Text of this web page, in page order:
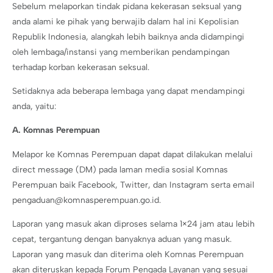
Sebelum melaporkan tindak pidana kekerasan seksual yang
anda alami ke pihak yang berwajib dalam hal ini Kepolisian
Republik Indonesia, alangkah lebih baiknya anda didampingi
oleh lembaga/instansi yang memberikan pendampingan
terhadap korban kekerasan seksual.
Setidaknya ada beberapa lembaga yang dapat mendampingi
anda, yaitu:
A. Komnas Perempuan
Melapor ke Komnas Perempuan dapat dapat dilakukan melalui
direct message (DM) pada laman media sosial Komnas
Perempuan baik Facebook, Twitter, dan Instagram serta email
pengaduan@komnasperempuan.go.id.
Laporan yang masuk akan diproses selama 1×24 jam atau lebih
cepat, tergantung dengan banyaknya aduan yang masuk.
Laporan yang masuk dan diterima oleh Komnas Perempuan
akan diteruskan kepada Forum Pengada Layanan yang sesuai